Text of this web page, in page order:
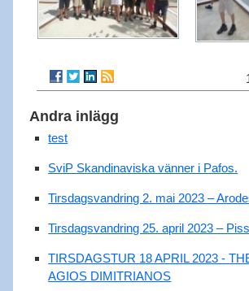
Andra inlägg
test
SviP Skandinaviska vänner i Pafos.
Tirsdagsvandring 2. mai 2023 –
Tirsdagsvandring 25. april 2023 –
TIRSDAGSTUR 18 APRIL 2023 -
AGIOS DIMITRIANOS